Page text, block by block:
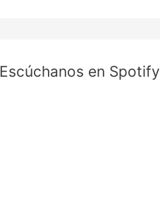
Escúchanos en Spotify